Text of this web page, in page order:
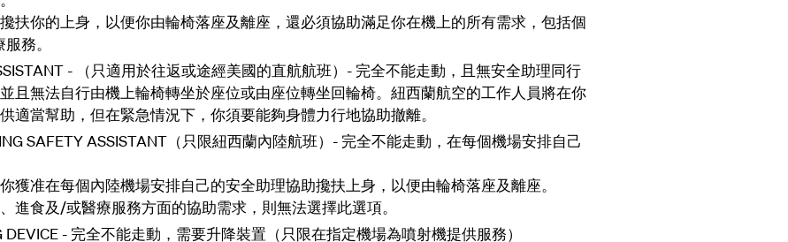
扶你的上身，以便你由輪椅落座及離座，還必須協助滿足你在機上的所有需求，包括個
務。
- （只適用於往返或途經美國的直航航班）- 完全不能走動，且無安全助理同行
且無法自行由機上輪椅轉坐於座位或由座位轉坐回輪椅。紐西蘭航空的工作人員將在你
適當幫助，但在緊急情況下，你須要能夠身體力行地協助撤離。
SAFETY ASSISTANT（只限紐西蘭內陸航班）- 完全不能走動，在每個機場安排自己
獲准在每個內陸機場安排自己的安全助理協助攙扶上身，以便由輪椅落座及離座。
進食及/或醫療服務方面的協助需求，則無法選擇此選項。
DEVICE - 完全不能走動，需要升降裝置（只限在指定機場為噴射機提供服務）